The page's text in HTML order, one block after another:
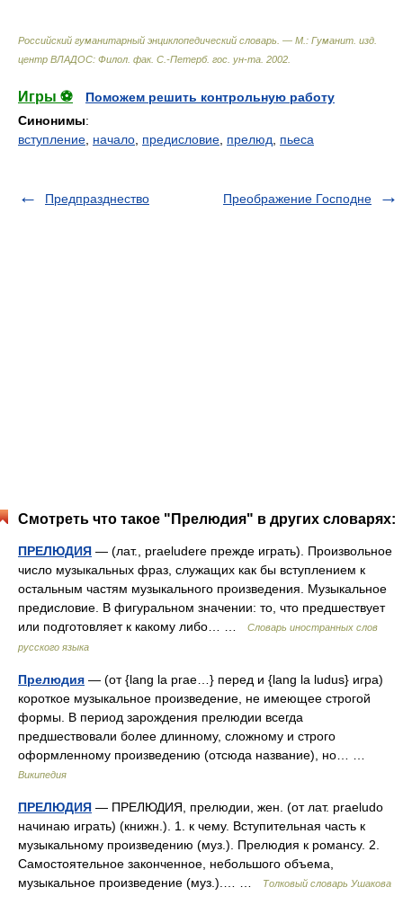
Российский гуманитарный энциклопедический словарь. — М.: Гуманит. изд.
центр ВЛАДОС: Филол. фак. С.-Петерб. гос. ун-та 2002
Игры ⚽
Поможем решить контрольную работу
Синонимы:
вступление начало предисловие прелюд пьеса
Предпразднество Преображение Господне
Смотреть что такое "Прелюдия" в других словарях:
ПРЕЛЮДИЯ — (лат., praeludere прежде играть). Произвольное
число музыкальных фраз, служащих как бы вступлением к
остальным частям музыкального произведения. Музыкальное
предисловие. В фигуральном значении: то, что предшествует
или подготовляет к какому либо… …
Словарь иностранных слов
русского языка
Прелюдия — (от {lang la prae…} перед и {lang la ludus} игра)
короткое музыкальное произведение, не имеющее строгой
формы. В период зарождения прелюдии всегда
предшествовали более длинному, сложному и строго
оформленному произведению (отсюда название), но… …
Википедия
ПРЕЛЮДИЯ — ПРЕЛЮДИЯ, прелюдии, жен. (от лат. praeludo
начинаю играть) (книжн.). 1. к чему. Вступительная часть к
музыкальному произведению (муз.). Прелюдия к романсу. 2.
Самостоятельное законченное, небольшого объема,
музыкальное произведение (муз.).… …
Толковый словарь Ушакова